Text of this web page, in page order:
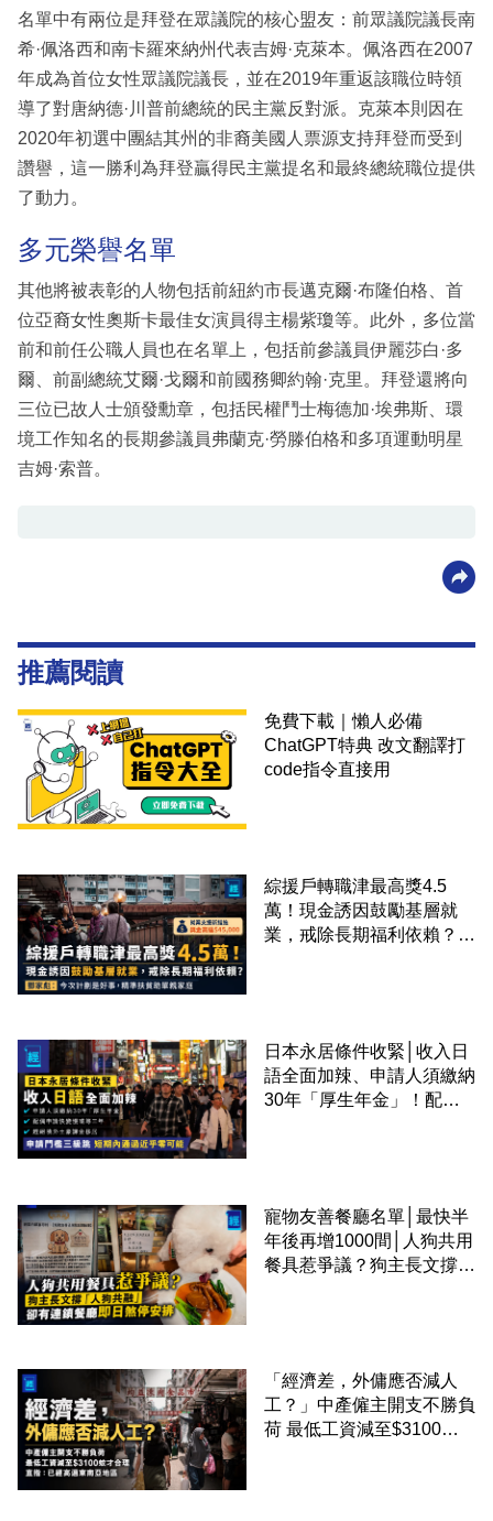
名單中有兩位是拜登在眾議院的核心盟友：前眾議院議長南
希·佩洛西和南卡羅來納州代表吉姆·克萊本。佩洛西在2007
年成為首位女性眾議院議長，並在2019年重返該職位時領
導了對唐納德·川普前總統的民主黨反對派。克萊本則因在
2020年初選中團結其州的非裔美國人票源支持拜登而受到
讚譽，這一勝利為拜登贏得民主黨提名和最終總統職位提供
了動力。
多元榮譽名單
其他將被表彰的人物包括前紐約市長邁克爾·布隆伯格、首
位亞裔女性奧斯卡最佳女演員得主楊紫瓊等。此外，多位當
前和前任公職人員也在名單上，包括前參議員伊麗莎白·多
爾、前副總統艾爾·戈爾和前國務卿約翰·克里。拜登還將向
三位已故人士頒發勳章，包括民權鬥士梅德加·埃弗斯、環
境工作知名的長期參議員弗蘭克·勞滕伯格和多項運動明星
吉姆·索普。
推薦閱讀
免費下載｜懶人必備
ChatGPT特典 改文翻譯打
code指令直接用
綜援戶轉職津最高獎4.5
萬！現金誘因鼓勵基層就
業，戒除長期福利依賴？鄧
日本永居條件收緊│收入日
語全面加辣、申請人須繳納
30年「厚生年金」！配偶
寵物友善餐廳名單│最快半
年後再增1000間│人狗共用
餐具惹爭議？狗主長文撐
「經濟差，外傭應否減人
工？」中產僱主開支不勝負
荷 最低工資減至$3100蚊